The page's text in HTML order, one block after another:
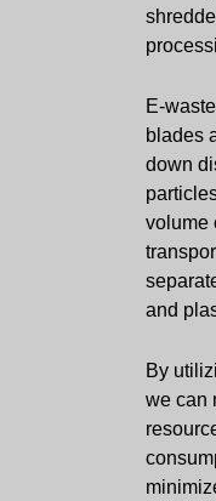
E-
blades
down
volume
and
By
we can